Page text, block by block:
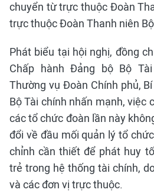
chuyển từ trực thuộc Đoàn
trực thuộc Đoàn Thanh niên
Phát biểu tại hội nghị, đồng
Chấp hành Đảng bộ Bộ
Thường vụ Đoàn Chính phủ,
Bộ Tài chính nhấn mạnh, việc
các tổ chức đoàn lần này
đổi về đầu mối quản lý tổ
chỉnh cần thiết để phát huy
trẻ trong hệ thống tài chính,
và các đơn vị trực thuộc.